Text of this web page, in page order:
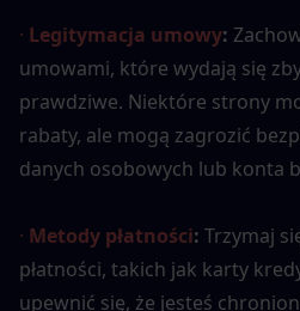
· Legitymacja umowy:
umowami, które wydają się
prawdziwe. Niektóre strony
rabaty, ale mogą zagrozić
danych osobowych lub konta
· Metody płatności: Trzymaj
płatności, takich jak karty
upewnić się, że jesteś